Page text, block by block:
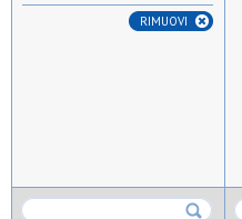
RIMUOVI